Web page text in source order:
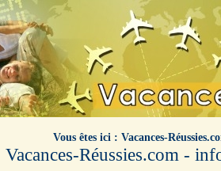
Vous êtes ici : Vacances-
Vacances-Réussies.com -